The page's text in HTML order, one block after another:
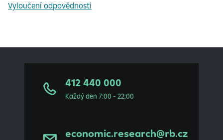
Vyloučení odpovědnosti
412 440 000
Každý den 7:00 - 22:00
economic.research@rb.cz